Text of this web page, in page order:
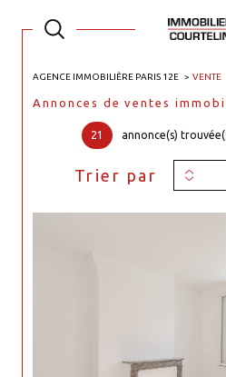
AGENCE IMMOBILIÈRE PARIS 12E VENTE
Annonces de ventes
21 annonce(s)
Trier par